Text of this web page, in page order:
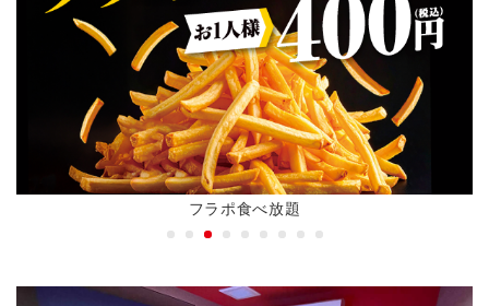
朝までおトクに過ごすならナイトパ